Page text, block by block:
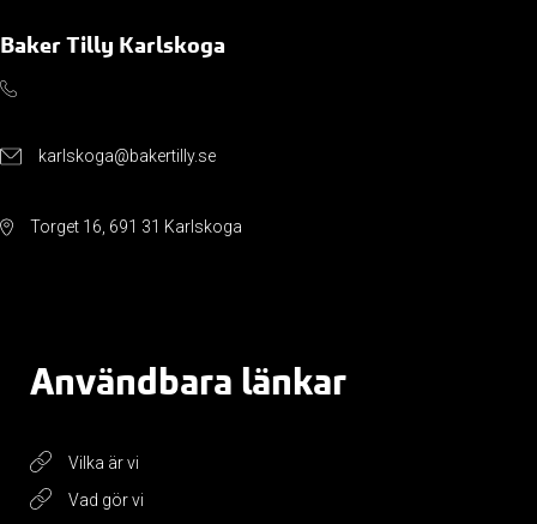
Baker Tilly Karlskoga
karlskoga@bakertilly.se
Torget 16, 691 31 Karlskoga
Användbara länkar
Vilka är vi
Vad gör vi